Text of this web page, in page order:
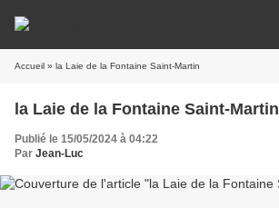
Accueil » la Laie de la Fontaine Saint-Martin
la Laie de la Fontaine Saint-Martin
Publié le 15/05/2024 à 04:22
Par Jean-Luc